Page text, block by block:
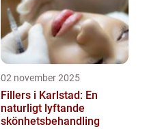
02 november 2025
Fillers i Karlstad: En
naturligt lyftande
skönhetsbehandling